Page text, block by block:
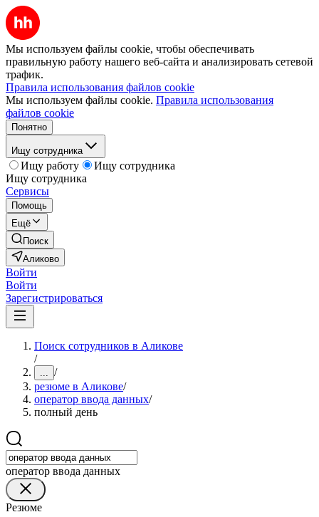
Мы используем файлы cookie, чтобы обеспечивать
правильную работу нашего веб-сайта и анализировать сетевой
трафик.
Правила использования файлов cookie
Мы используем файлы cookie. Правила использования
файлов cookie
Понятно
Ищу сотрудника
Ищу работу
Ищу сотрудника
Ищу сотрудника
Сервисы
Помощь
Ещё
Поиск
Аликово
Войти
Войти
Зарегистрироваться
Поиск сотрудников в Аликове
/
... /
резюме в Аликове/
оператор ввода данных/
полный день
оператор ввода данных
Резюме